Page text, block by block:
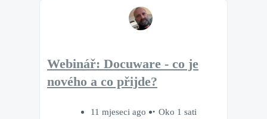
Webinář: Docuware - co je
nového a co přijde?
11 mjeseci ago Oko 1 sati